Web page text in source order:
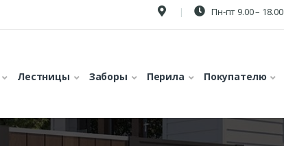
Пн-пт 9.00 – 18.00
Лестницы Заборы Перила Покупателю